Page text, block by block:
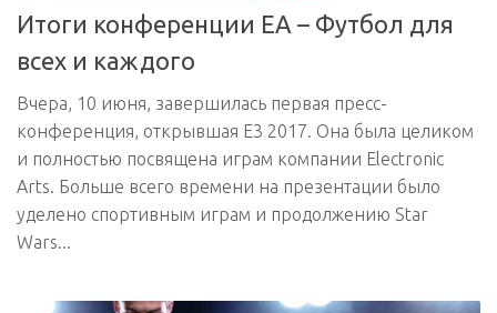
Итоги конференции EA – Футбол для
всех и каждого
Вчера, 10 июня, завершилась первая пресс-
конференция, открывшая E3 2017. Она была целиком
и полностью посвящена играм компании Electronic
Arts. Больше всего времени на презентации было
уделено спортивным играм и продолжению Star
Wars...